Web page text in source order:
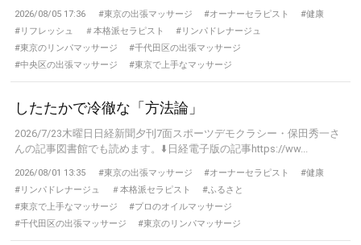
2026/08/05 17:36 #東京の出張マッサージ #オーナーセラピスト
#健康
#リフレッシュ
＃本格派セラピスト
#リンパドレナージュ
#東京のリンパマッサージ
#千代田区の出張マッサージ
#中央区の出張マッサージ
#東京で上手なマッサージ
したたかで冷徹な「方法論」
2026/7/23木曜日日経新聞夕刊7面スポーツデモクラシー・保田秀一さ
んの記事図書館でも読めます。⬇️日経電子版の記事https://ww...
2026/08/01 13:35 #東京の出張マッサージ #オーナーセラピスト
#健康
#リンパドレナージュ
＃本格派セラピスト
#ふるさと
#東京で上手なマッサージ
#プロのオイルマッサージ
#千代田区の出張マッサージ
#東京のリンパマッサージ